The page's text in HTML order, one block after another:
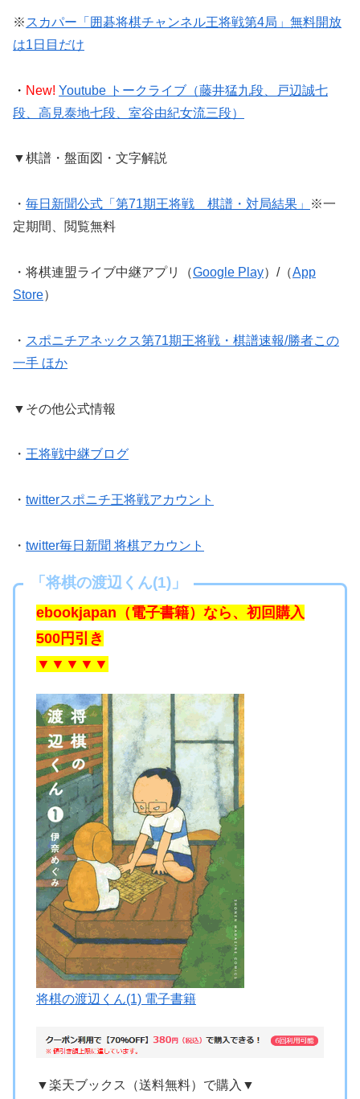
※ スカパー「囲碁将棋チャンネル王将戦第4局」無料開放
は1日目だけ
・ New! Youtube トークライブ（藤井猛九段、戸辺誠七
段、高見泰地七段、室谷由紀女流三段）
▼棋譜・盤面図・文字解説
・ 毎日新聞公式「第71期王将戦 棋譜・対局結果」
※一
定期間、閲覧無料
・将棋連盟ライブ中継アプリ（Google Play）/（App
Store）
・ スポニチアネックス第71期王将戦・棋譜速報/勝者この
一手 ほか
▼その他公式情報
・ 王将戦中継ブログ
・ twitterスポニチ王将戦アカウント
・ twitter毎日新聞 将棋アカウント
「将棋の渡辺くん(1)」
ebookjapan（電子書籍）なら、初回購入
500円引き
▼▼▼▼▼
将棋の渡辺くん(1) 電子書籍
▼楽天ブックス（送料無料）で購入▼